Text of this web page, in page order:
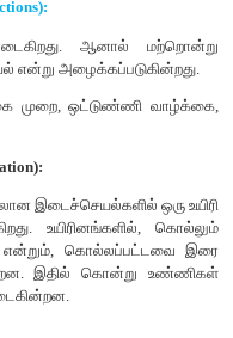
மண்ணின்
நீர் பல்வேறு
ஒரே
கொண்டுள்ளன.
of the mountain) :
பகுதி மழை நீரை
நீரிழப்பு மற்றும் மேல்
இதன் காரணமாகக்
மறுபுறம் உள்ள